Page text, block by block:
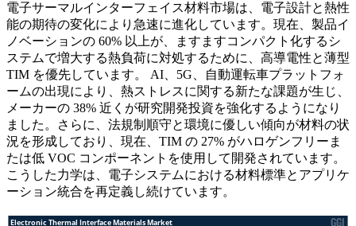
電子サーマルインターフェイス材料市場は、電子設計と熱性
能の期待の変化により急速に進化しています。現在、製品イ
ノベーションの 60% 以上が、ますますコンパクト化するシ
ステムで増大する熱負荷に対処するために、高導電性と薄型
TIM を優先しています。 AI、5G、自動運転車プラットフォ
ームの出現により、熱ストレスに関する新たな課題が生じ、
メーカーの 38% 近くが研究開発投資を強化するようになり
ました。さらに、法規制順守と環境に優しい傾向が材料の状
況を形成しており、現在、TIM の 27% がハロゲンフリーま
たは低 VOC コンポーネントを使用して開発されています。
こうした力学は、電子システムにおける材料標準とアプリケ
ーション統合を再定義し続けています。